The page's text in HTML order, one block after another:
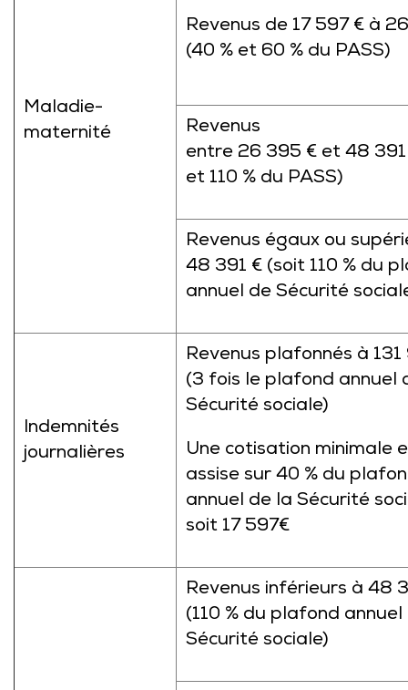
Maladie-
maternité
Revenus de 17 597 € à
(40 % et 60 % du PASS)
Revenus
entre 26 395 € et 48 391
et 110 % du PASS)
Revenus égaux ou
48 391 € (soit 110 % du
annuel de Sécurité
Indemnités
journalières
Revenus plafonnés à 131
(3 fois le plafond annuel
Sécurité sociale)
Une cotisation minimale
assise sur 40 % du
annuel de la Sécurité
soit 17 597€
Revenus inférieurs à 48
(110 % du plafond
Sécurité sociale)